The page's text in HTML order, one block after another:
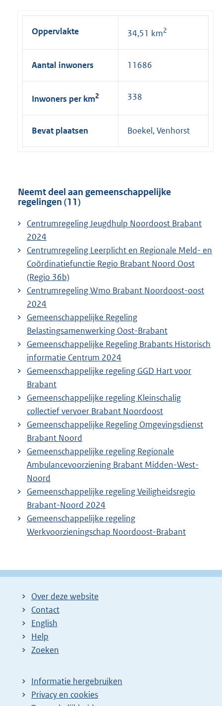
Oppervlakte 34,51 km2
Aantal inwoners 11686
Inwoners per km2 338
Bevat plaatsen Boekel, Venhorst
Neemt deel aan gemeenschappelijke
regelingen (11)
Centrumregeling Jeugdhulp Noordoost Brabant
2024
Centrumregeling Leerplicht en Regionale Meld- en
Coördinatiefunctie Regio Brabant Noord Oost
(Regio 36b)
Centrumregeling Wmo Brabant Noordoost-oost
2024
Gemeenschappelijke Regeling
Belastingsamenwerking Oost-Brabant
Gemeenschappelijke Regeling Brabants Historisch
informatie Centrum 2024
Gemeenschappelijke regeling GGD Hart voor
Brabant
Gemeenschappelijke regeling Kleinschalig
collectief vervoer Brabant Noordoost
Gemeenschappelijke Regeling Omgevingsdienst
Brabant Noord
Gemeenschappelijke regeling Regionale
Ambulancevoorziening Brabant Midden-West-
Noord
Gemeenschappelijke regeling Veiligheidsregio
Brabant-Noord 2024
Gemeenschappelijke regeling
Werkvoorzieningschap Noordoost-Brabant
Over deze website
Contact
English
Help
Zoeken
Informatie hergebruiken
Privacy en cookies